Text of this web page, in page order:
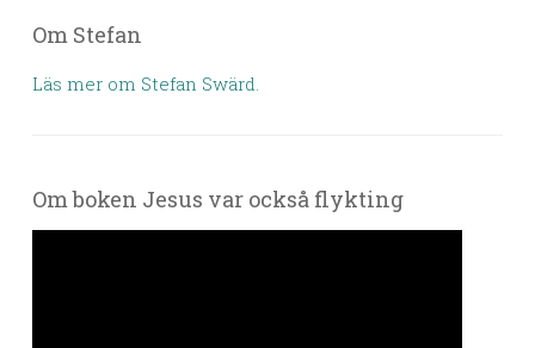
Om Stefan
Läs mer om Stefan Swärd.
Om boken Jesus var också flykting